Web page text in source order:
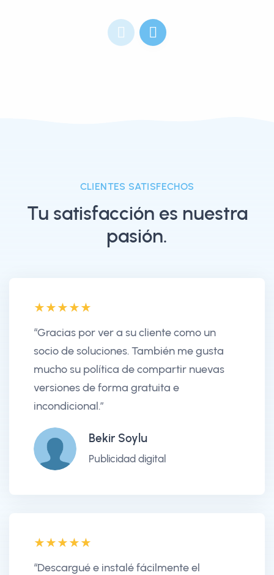
CLIENTES SATISFECHOS
Tu satisfacción es nuestra
pasión.
“Gracias por ver a su cliente como un
socio de soluciones. También me gusta
mucho su política de compartir nuevas
versiones de forma gratuita e
incondicional.”
Bekir Soylu
Publicidad digital
“Descargué e instalé fácilmente el